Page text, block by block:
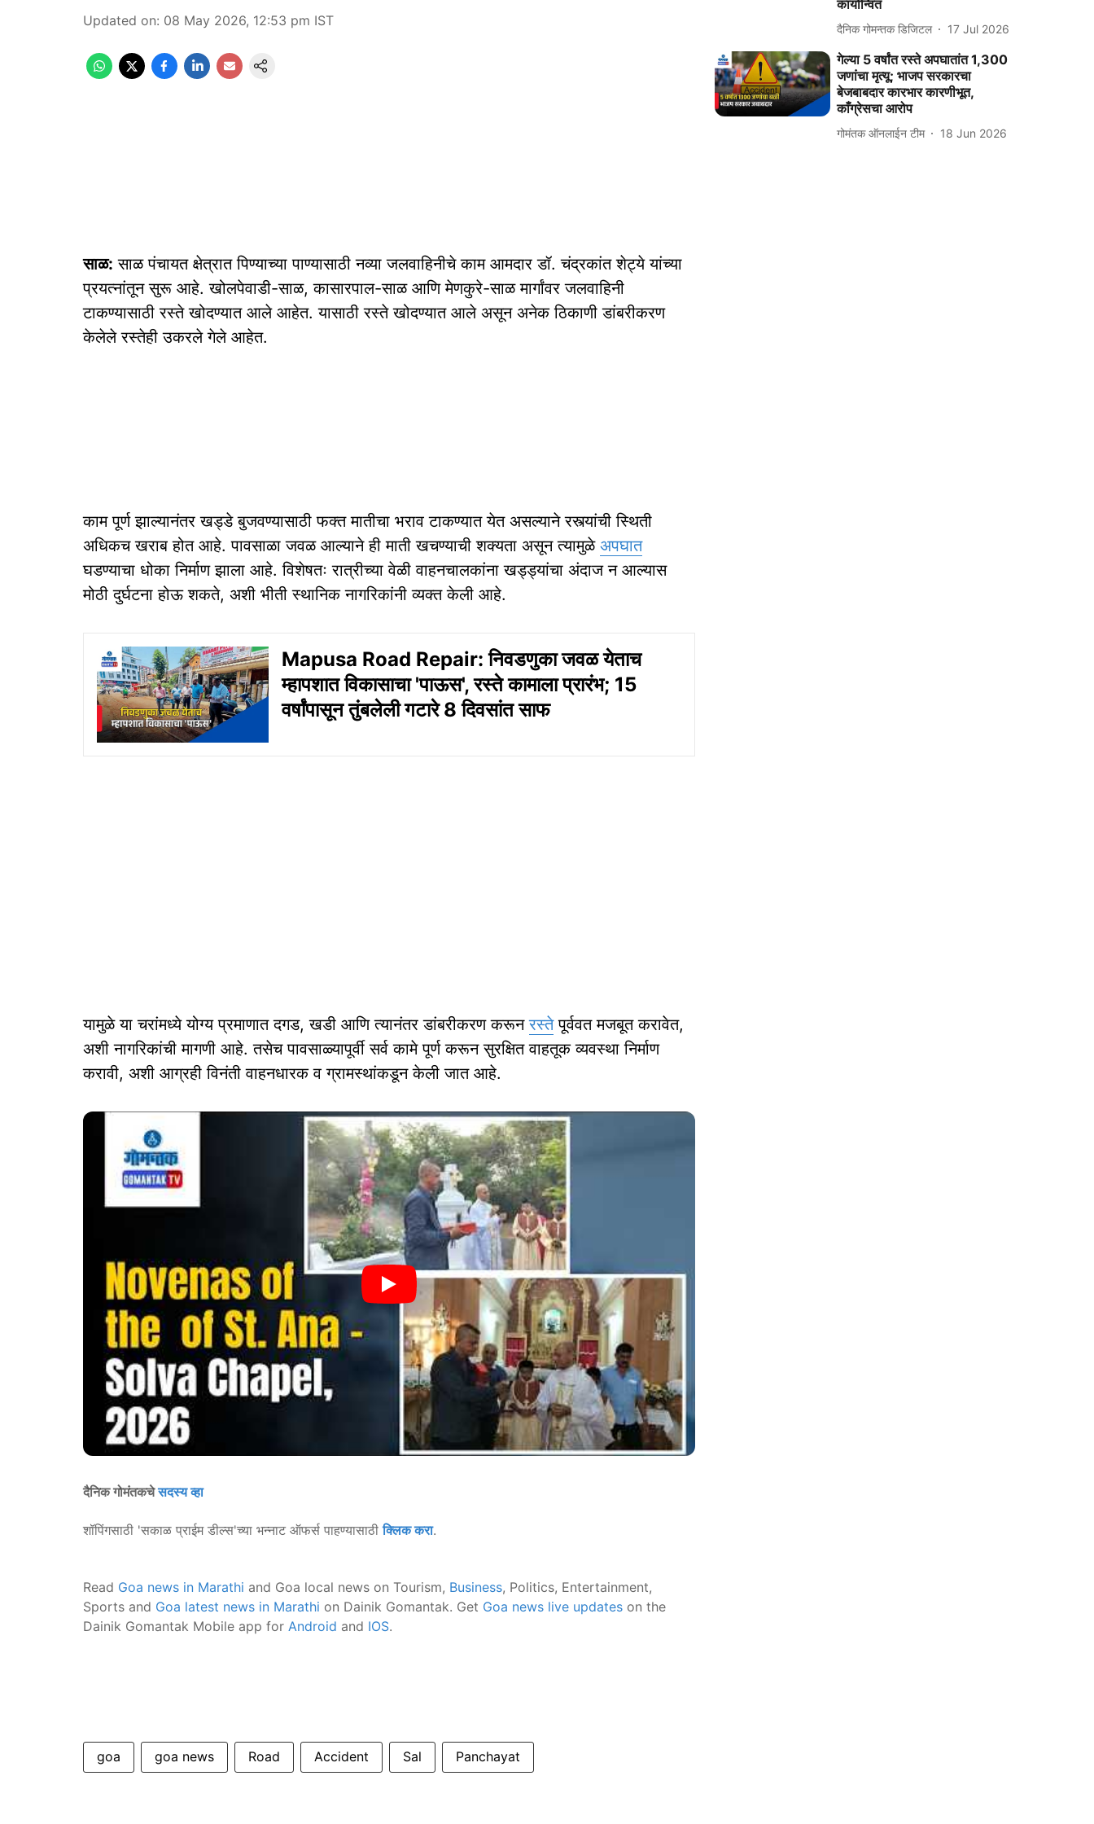
Updated on: 08 May 2026, 12:53 pm IST
साळ: साळ पंचायत क्षेत्रात पिण्याच्या पाण्यासाठी नव्या जलवाहिनीचे काम आमदार डॉ. चंद्रकांत शेट्ये यांच्या
प्रयत्नांतून सुरू आहे. खोलपेवाडी-साळ, कासारपाल-साळ आणि मेणकुरे-साळ मार्गांवर जलवाहिनी
टाकण्यासाठी रस्ते खोदण्यात आले आहेत. यासाठी रस्ते खोदण्यात आले असून अनेक ठिकाणी डांबरीकरण
केलेले रस्तेही उकरले गेले आहेत.
काम पूर्ण झाल्यानंतर खड्डे बुजवण्यासाठी फक्त मातीचा भराव टाकण्यात येत असल्याने रस्त्यांची स्थिती
अधिकच खराब होत आहे. पावसाळा जवळ आल्याने ही माती खचण्याची शक्यता असून त्यामुळे अपघात
घडण्याचा धोका निर्माण झाला आहे. विशेषतः रात्रीच्या वेळी वाहनचालकांना खड्ड्यांचा अंदाज न आल्यास
मोठी दुर्घटना होऊ शकते, अशी भीती स्थानिक नागरिकांनी व्यक्त केली आहे.
Mapusa Road Repair: निवडणुका जवळ येताच
म्हापशात विकासाचा 'पाऊस', रस्ते कामाला प्रारंभ; 15
वर्षांपासून तुंबलेली गटारे 8 दिवसांत साफ
यामुळे या चरांमध्ये योग्य प्रमाणात दगड, खडी आणि त्यानंतर डांबरीकरण करूनरस्तेपूर्ववत मजबूत करावेत,
अशी नागरिकांची मागणी आहे. तसेच पावसाळ्यापूर्वी सर्व कामे पूर्ण करून सुरक्षित वाहतूक व्यवस्था निर्माण
करावी, अशी आग्रही विनंती वाहनधारक व ग्रामस्थांकडून केली जात आहे.
दैनिक गोमंतकचेसदस्य व्हा
शॉपिंगसाठी 'सकाळ प्राईम डील्स'च्या भन्नाट ऑफर्स पाहण्यासाठीक्लिक करा.
Read Goa news in Marathi and Goa local news on Tourism, Business, Politics, Entertainment,
Sports and Goa latest news in Marathi on Dainik Gomantak. Get Goa news live updates on the
Dainik Gomantak Mobile app for Android and IOS.
goa goa news Road Accident Sal Panchayat
कार्यान्वित
दैनिक गोमन्तक डिजिटल 17 Jul 2026
गेल्या 5 वर्षांत रस्ते अपघातांत 1,300
जणांचा मृत्यू; भाजप सरकारचा
बेजबाबदार कारभार कारणीभूत,
काँग्रेसचा आरोप
गोमंतक ऑनलाईन टीम 18 Jun 2026